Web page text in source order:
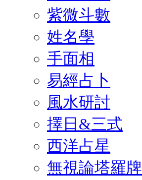
紫微斗數
姓名學
手面相
易經占卜
風水研討
擇日&三式
西洋占星
無視論塔羅牌